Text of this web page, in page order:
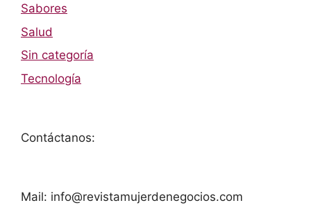
Sabores
Salud
Sin categoría
Tecnología
Contáctanos:
Mail: info@revistamujerdenegocios.com